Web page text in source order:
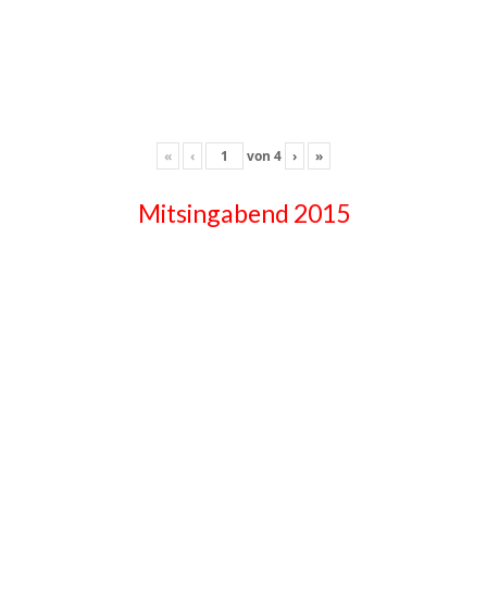
« ‹ von 4 › »
Mitsingabend 2015